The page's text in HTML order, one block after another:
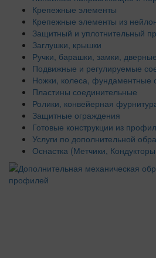
Крепежные элементы
Крепежные элементы из
Защитный и уплотнительный
Заглушки, крышки
Ручки, барашки, замки,
Подвижные и регулируемые
Ножки, колеса, фундаментные
Пластины соединительные
Ролики, конвейерная
Защитные ограждения
Готовые конструкции из
Услуги по дополнительной
Оснастка (Метчики,